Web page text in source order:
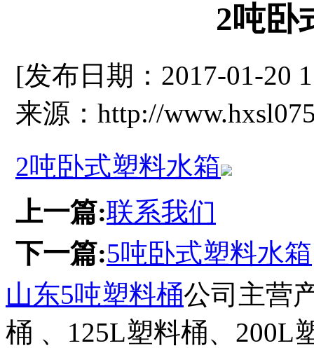
2吨卧
[发布日期：2017-01-20
来源：http://
2吨卧式塑料水箱
上一篇:联系我们
下一篇:5吨卧式塑料水箱
山东5吨塑料桶公司主营
桶 、125L塑料桶、200L